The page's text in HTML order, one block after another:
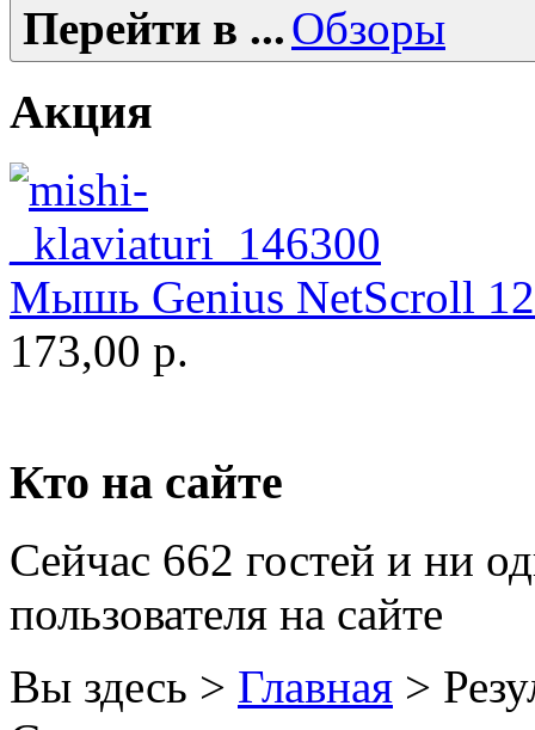
Gigabyte
Globex
Goclever
Golden field
Grand
Gresso
Hacker
Hq-tech
Htpc
Huawei(3)
Ideazon
Перейти в ...Обзоры
Акция
Мышь Genius NetScroll
173,00 р.
Кто на сайте
Сейчас 662 гостей и ни
пользователя на сайте
Вы здесь > Главная >